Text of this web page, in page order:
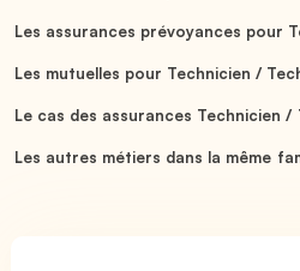
Les assurances prévoyances pour
Les mutuelles pour Technicien /
Le cas des assurances Technicien
Les autres métiers dans la même